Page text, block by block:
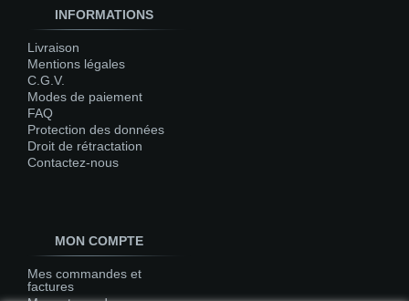
INFORMATIONS
Livraison
Mentions légales
C.G.V.
Modes de paiement
FAQ
Protection des données
Droit de rétractation
Contactez-nous
MON COMPTE
Mes commandes et
factures